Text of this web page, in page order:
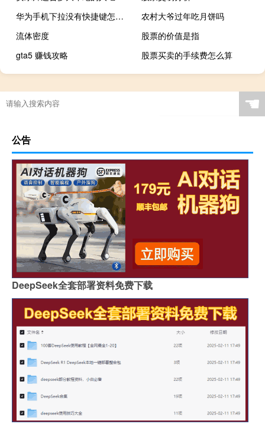
华为手机下拉没有快捷键怎样恢复（华为下拉快捷键没有了）
农村大爷过年吃月饼吗
流体密度
股票的价值是指
gta5 赚钱攻略
股票买卖的手续费怎么算
☚
公告
DeepSeek全套部署资料免费下载